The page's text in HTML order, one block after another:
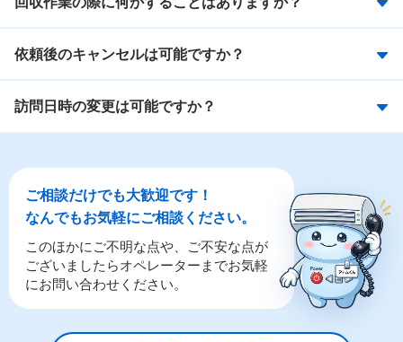
依頼後のキャンセルは可能ですか？
訪問日時の変更は可能ですか？
ご相談だけでも大歓迎です！
なんでもお気軽にご相談ください。
このほかにご不明な点や、ご不安な点が
ございましたらオペレーターまでお気軽
にお問い合わせください。